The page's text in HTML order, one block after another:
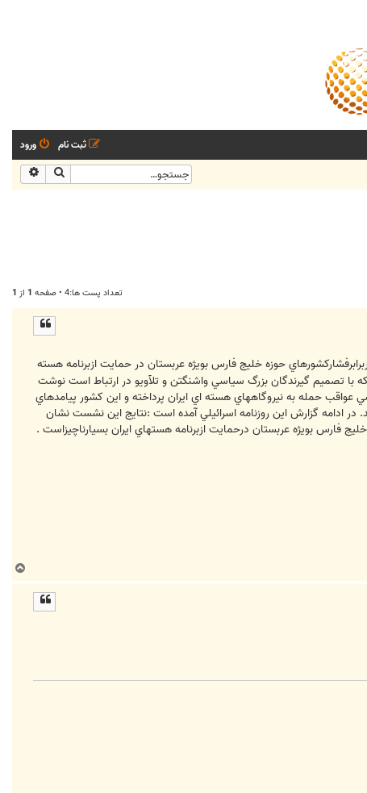
ورود
ثبت نام
جستجو
تعداد پست ها:4 • صفحه 1 از 1
حوزه خليج فارس بويژه عربستان در حمايت ازبرنامه هسته
با تصميم گيرندگان بزرگ سياسي واشنگتن و تلآويو در ارتباط است نوشت
حمله به نيروگاههاي هسته اي ايران پرداخته و اين كشور پيامدهاي
ادامه گزارش اين روزنامه اسرائيلي آمده است :نتايج اين نشست نشان
فارس بويژه عربستان درحمايت ازبرنامه هستهاي ايران بسيارناچيزاست .
ا